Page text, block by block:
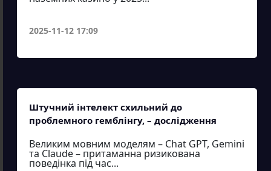
2025-11-12 17:09
Штучний інтелект схильний до
проблемного гемблінгу, – дослідження
Великим мовним моделям – Chat GPT, Gemini
та Claude – притаманна ризикована
поведінка під час...